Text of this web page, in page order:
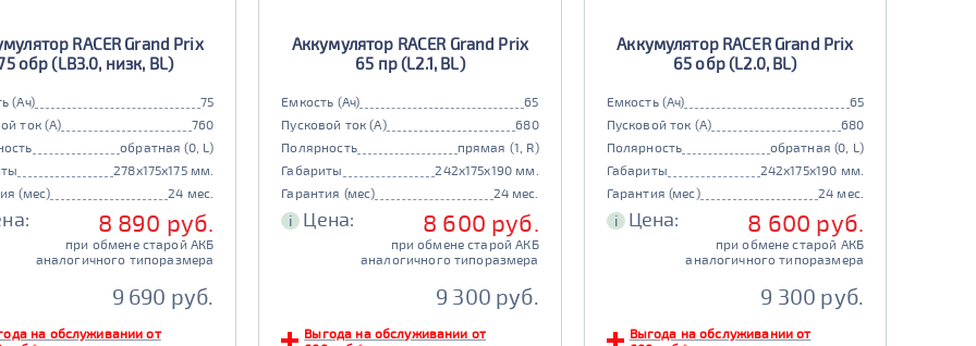
RACER Grand Prix
обр (LB3.0, низк, BL)
(Ач)
75
ток (А)
760
обратная (0, L)
278x175x175 мм.
(мес)
24 мес.
8 890 руб.
при обмене старой АКБ
аналогичного типоразмера
9 690 руб.
на обслуживании от
Аккумулятор RACER Grand Prix
65 пр (L2.1, BL)
Емкость (Ач)
65
Пусковой ток (А)
680
Полярность
прямая (1, R)
Габариты
242x175x190 мм.
Гарантия (мес)
24 мес.
i Цена: 8 600 руб.
при обмене старой АКБ
аналогичного типоразмера
9 300 руб.
Выгода на обслуживании от
Аккумулятор RACER Grand Prix
65 обр (L2.0, BL)
Емкость (Ач)
65
Пусковой ток (А)
680
Полярность
обратная (0, L)
Габариты
242x175x190 мм.
Гарантия (мес)
24 мес.
i Цена: 8 600 руб.
при обмене старой АКБ
аналогичного типоразмера
9 300 руб.
Выгода на обслуживании от